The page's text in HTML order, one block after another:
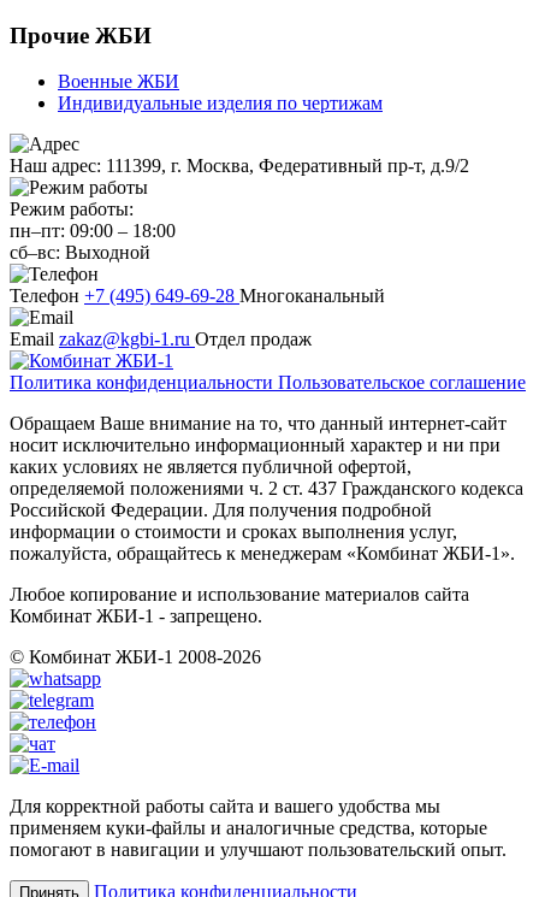
Прочие ЖБИ
Военные ЖБИ
Индивидуальные изделия по чертижам
Наш адрес: 111399, г. Москва, Федеративный пр-т, д.9/2
Режим работы:
пн–пт: 09:00 – 18:00
сб–вс: Выходной
Телефон +7 (495) 649-69-28 Многоканальный
Email zakaz@kgbi-1.ru Отдел продаж
Политика конфиденциальности Пользовательское соглашение
Обращаем Ваше внимание на то, что данный интернет-сайт
носит исключительно информационный характер и ни при
каких условиях не является публичной офертой,
определяемой положениями ч. 2 ст. 437 Гражданского кодекса
Российской Федерации. Для получения подробной
информации о стоимости и сроках выполнения услуг,
пожалуйста, обращайтесь к менеджерам «Комбинат ЖБИ-1».
Любое копирование и использование материалов сайта
Комбинат ЖБИ-1 - запрещено.
© Комбинат ЖБИ-1 2008-2026
Для корректной работы сайта и вашего удобства мы
применяем куки-файлы и аналогичные средства, которые
помогают в навигации и улучшают пользовательский опыт.
Принять Политика конфиденциальности